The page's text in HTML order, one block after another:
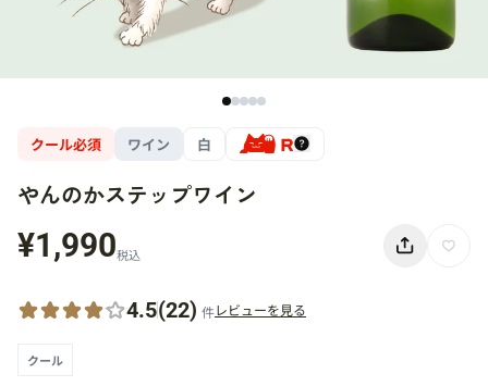
クール必須 ワイン 白
やんのかステップワイン
¥1,990税込
4.5(22) 件レビューを見る
クール